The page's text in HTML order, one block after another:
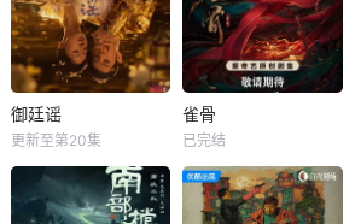
御廷谣
更新至第20集
雀骨
已完结